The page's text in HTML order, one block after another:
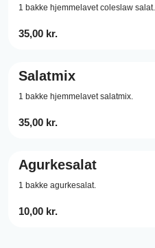
1 bakke hjemmelavet coleslaw salat.
35,00 kr.
Salatmix
1 bakke hjemmelavet salatmix.
35,00 kr.
Agurkesalat
1 bakke agurkesalat.
10,00 kr.